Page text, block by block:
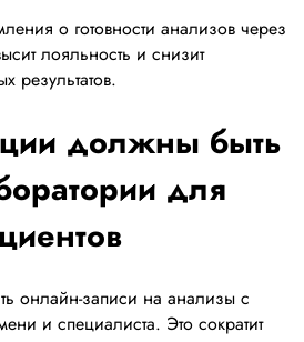
о готовности анализов через
лояльность и снизит
результатов.
должны быть
для
онлайн-записи на анализы с
и специалиста. Это сократит